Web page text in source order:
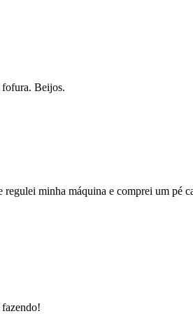
fofura. Beijos.
regulei minha máquina e comprei um